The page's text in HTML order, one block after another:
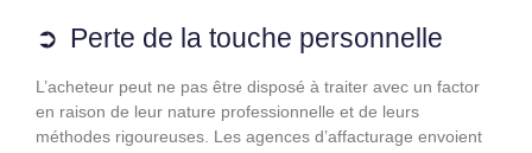
Perte de la touche personnelle
L’acheteur peut ne pas être disposé à traiter avec un factor
en raison de leur nature professionnelle et de leurs
méthodes rigoureuses. Les agences d’affacturage envoient